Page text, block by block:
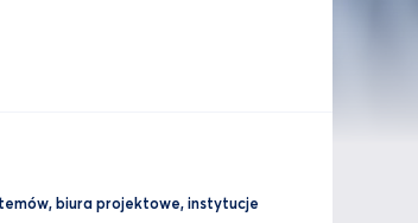
biura projektowe, instytucje